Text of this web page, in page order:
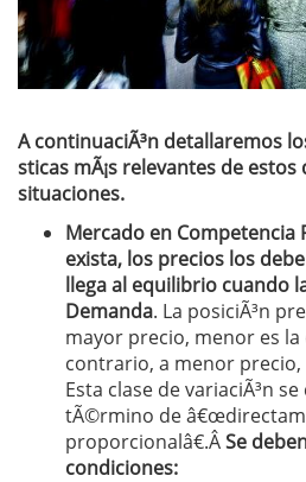
A continuaciÃ³n detallaremos
sticas mÃ¡s relevantes de
situaciones.
Mercado en Competencia
exista, los precios los
llega al equilibrio cuando
Demanda. La posiciÃ³n
mayor precio, menor es la
contrario, a menor
Esta clase de variaciÃ³n
tÃ©rmino de
proporcionalâ€.ÂSe
condiciones: